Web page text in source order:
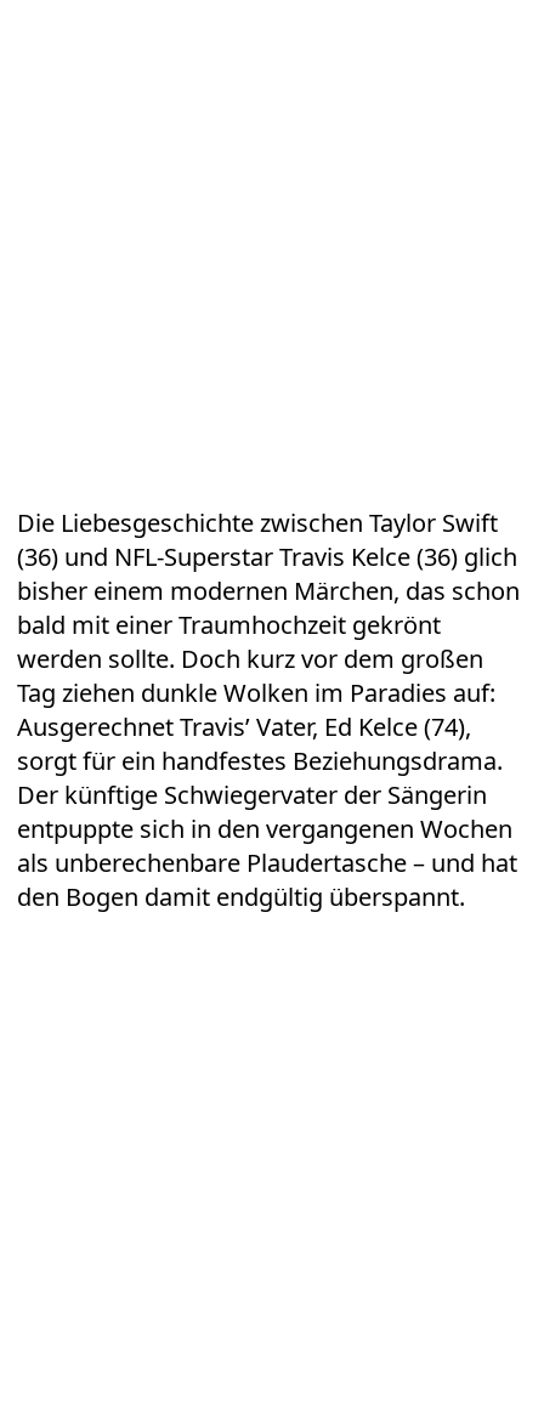
Die Liebesgeschichte zwischen Taylor Swift
(36) und NFL-Superstar Travis Kelce (36) glich
bisher einem modernen Märchen, das schon
bald mit einer Traumhochzeit gekrönt
werden sollte. Doch kurz vor dem großen
Tag ziehen dunkle Wolken im Paradies auf:
Ausgerechnet Travis’ Vater, Ed Kelce (74),
sorgt für ein handfestes Beziehungsdrama.
Der künftige Schwiegervater der Sängerin
entpuppte sich in den vergangenen Wochen
als unberechenbare Plaudertasche – und hat
den Bogen damit endgültig überspannt.